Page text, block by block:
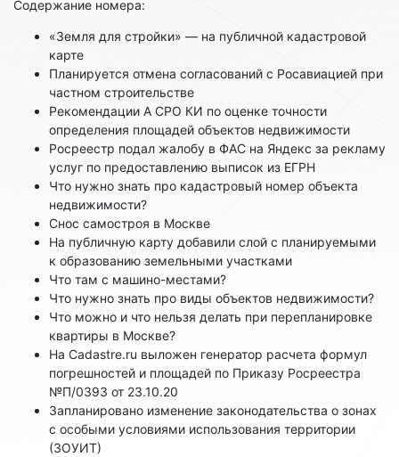
Содержание номера:
«Земля для стройки» — на публичной кадастровой
карте
Планируется отмена согласований с Росавиацией при
частном строительстве
Рекомендации А СРО КИ по оценке точности
определения площадей объектов недвижимости
Росреестр подал жалобу в ФАС на Яндекс за рекламу
услуг по предоставлению выписок из ЕГРН
Что нужно знать про кадастровый номер объекта
недвижимости?
Снос самостроя в Москве
На публичную карту добавили слой с планируемыми
к образованию земельными участками
Что там с машино-местами?
Что нужно знать про виды объектов недвижимости?
Что можно и что нельзя делать при перепланировке
квартиры в Москве?
На Cadastre.ru выложен генератор расчета формул
погрешностей и площадей по Приказу Росреестра
№П/0393 от 23.10.20
Запланировано изменение законодательства о зонах
с особыми условиями использования территории
(ЗОУИТ)